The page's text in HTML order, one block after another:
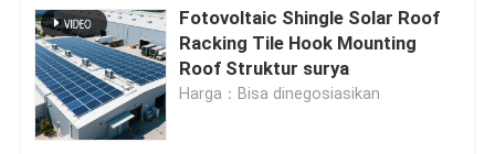
Fotovoltaic Shingle Solar Roof
Racking Tile Hook Mounting
Roof Struktur surya
Harga：Bisa dinegosiasikan